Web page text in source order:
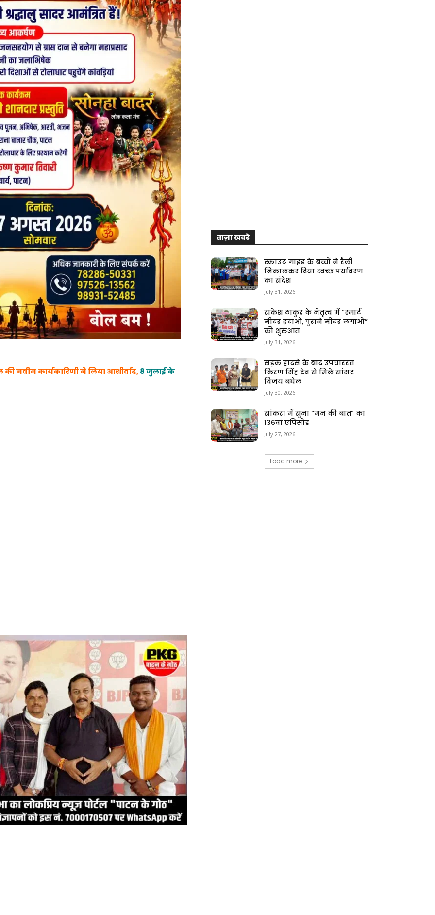
नवीन कार्यकारिणी ने लिया आशीर्वाद,8 जुलाई के
ताज़ा खबरे
स्काउट गाइड के बच्चों ने रैली
निकालकर दिया स्वच्छ पर्यावरण
का संदेश
July 31, 2026
राकेश ठाकुर के नेतृत्व में “स्मार्ट
मीटर हटाओ, पुराने मीटर लगाओ”
की शुरुआत
July 31, 2026
सड़क हादसे के बाद उपचाररत
किरण सिंह देव से मिले सांसद
विजय बघेल
July 30, 2026
सांकरा में सुना “मन की बात” का
136वां एपिसोड
July 27, 2026
Load more